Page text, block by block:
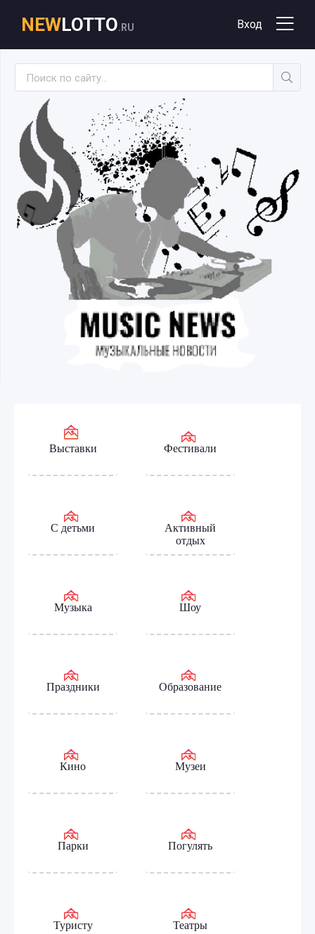
NEWLOTTO.RU Вход
Выставки Фестивали
С детьми
Активный
отдых
Музыка Шоу
Праздники Образование
Кино Музеи
Парки Погулять
Туристу Театры